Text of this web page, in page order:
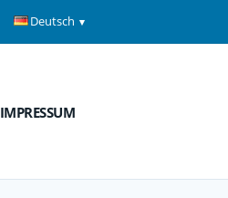
Deutsch
IMPRESSUM